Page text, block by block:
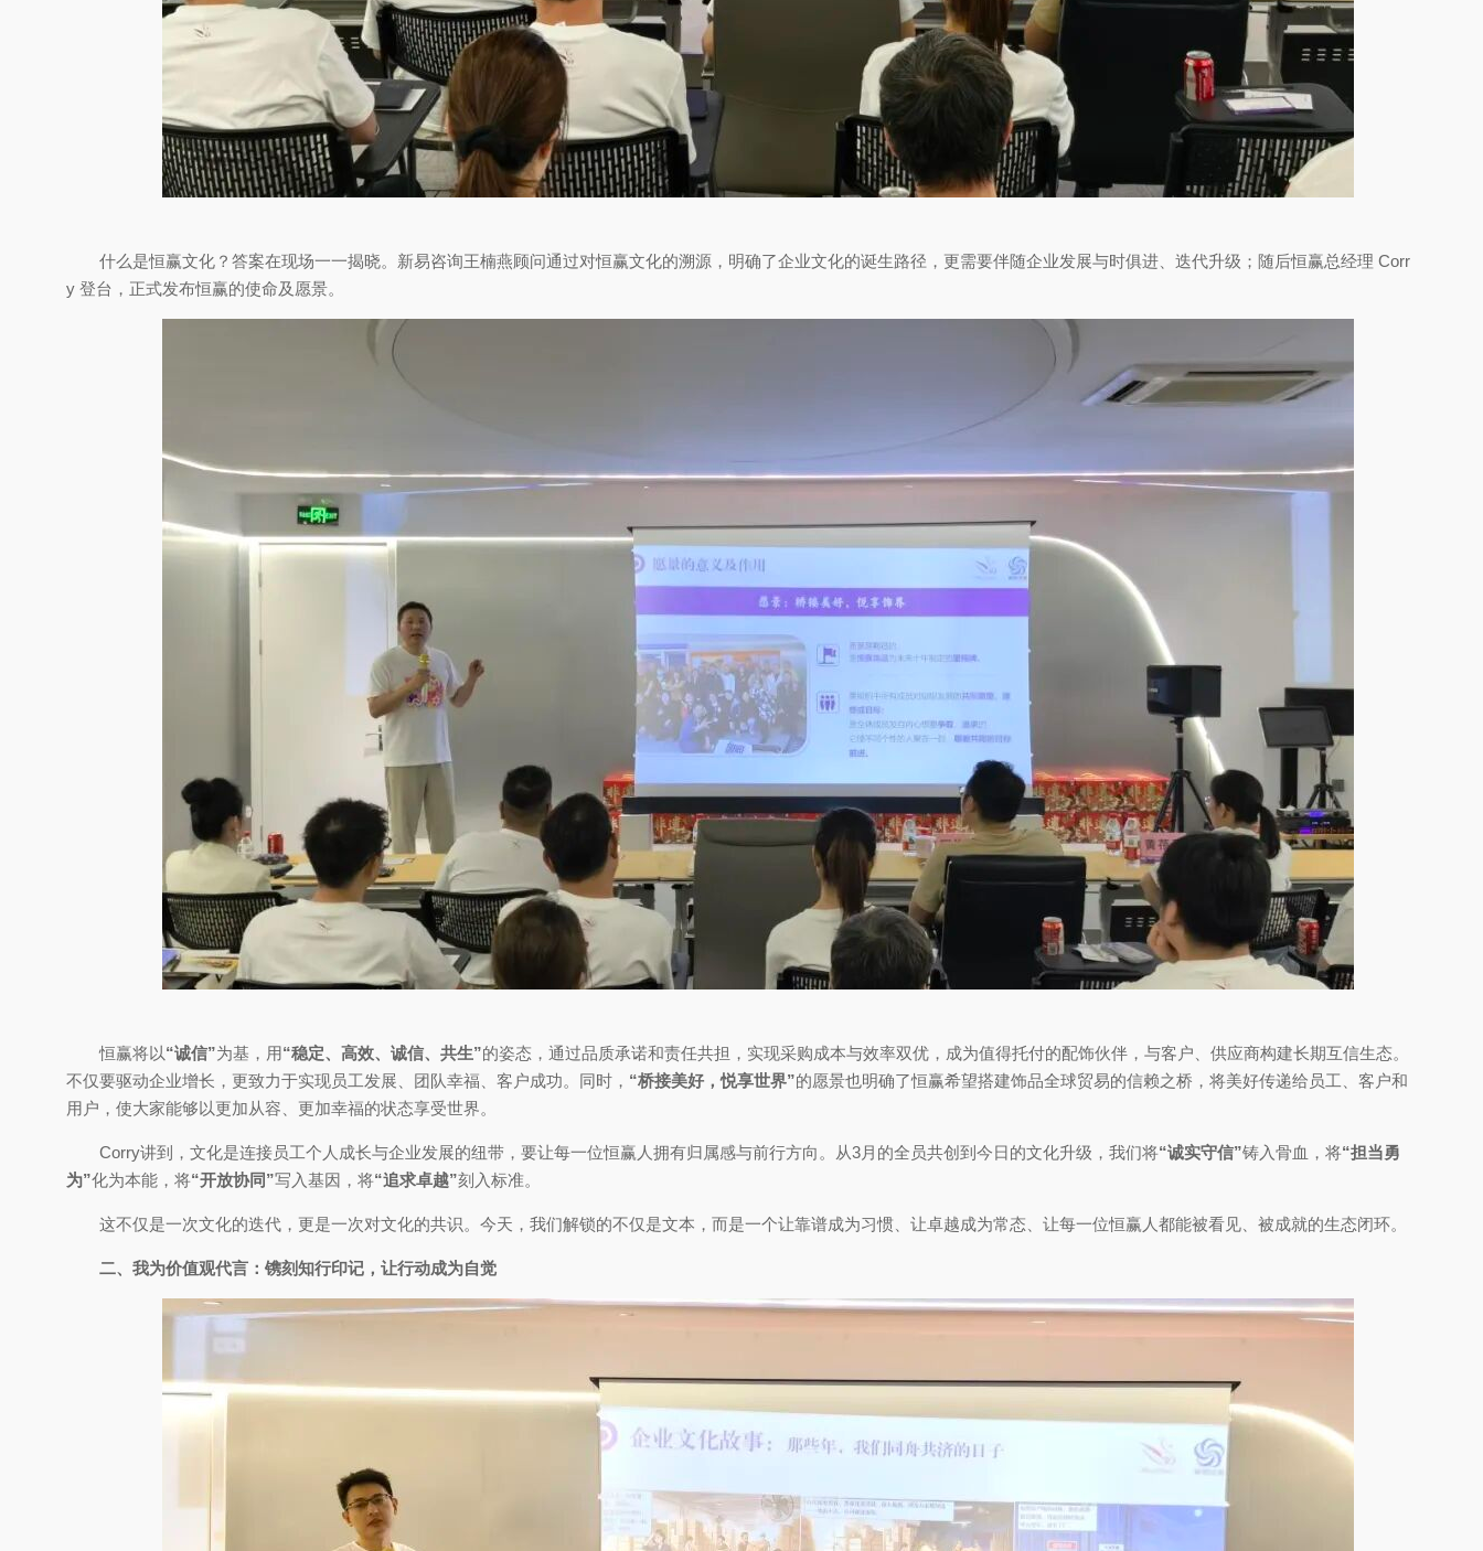
什么是恒赢文化？答案在现场一一揭晓。新易咨询王楠燕顾问通过对恒赢文化的溯源，明确了企业文化的诞生路径，更需要伴随企业发展与时俱进、迭代升级；随后恒赢总经理 Corr
y 登台，正式发布恒赢的使命及愿景。
恒赢将以“诚信”为基，用“稳定、高效、诚信、共生”的姿态，通过品质承诺和责任共担，实现采购成本与效率双优，成为值得托付的配饰伙伴，与客户、供应商构建长期互信生态。
不仅要驱动企业增长，更致力于实现员工发展、团队幸福、客户成功。同时， “桥接美好，悦享世界”的愿景也明确了恒赢希望搭建饰品全球贸易的信赖之桥，将美好传递给员工、客户和
用户，使大家能够以更加从容、更加幸福的状态享受世界。
Corry讲到，文化是连接员工个人成长与企业发展的纽带，要让每一位恒赢人拥有归属感与前行方向。从3月的全员共创到今日的文化升级，我们将“诚实守信”铸入骨血，将“担当勇
为”化为本能，将“开放协同”写入基因，将“追求卓越”刻入标准。
这不仅是一次文化的迭代，更是一次对文化的共识。今天，我们解锁的不仅是文本，而是一个让靠谱成为习惯、让卓越成为常态、让每一位恒赢人都能被看见、被成就的生态闭环。
二、我为价值观代言：镌刻知行印记，让行动成为自觉